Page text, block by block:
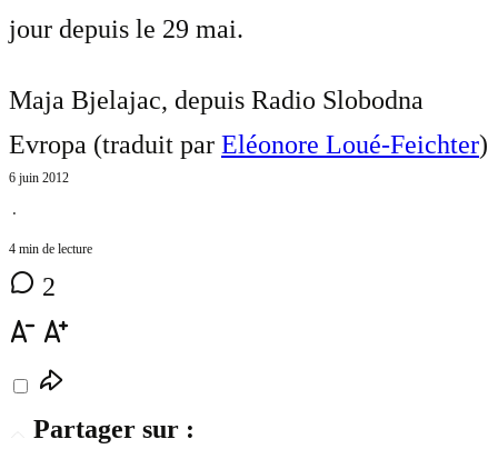
jour depuis le 29 mai.
Maja Bjelajac, depuis Radio Slobodna
Evropa (traduit par Eléonore Loué-Feichter)
6 juin 2012
⋅
4 min de lecture
2
Partager sur :